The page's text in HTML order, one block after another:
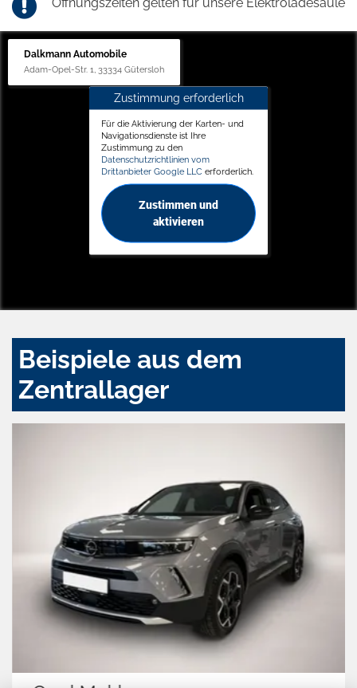
Dalkmann Automobile
Adam-Opel-Str. 1, 33334 Gütersloh
Zustimmung erforderlich
Für die Aktivierung der Karten- und
Navigationsdienste ist Ihre
Zustimmung zu den
Datenschutzrichtlinien vom
Drittanbieter Google LLC erforderlich.
Zustimmen und
aktivieren
Beispiele aus dem
Zentrallager